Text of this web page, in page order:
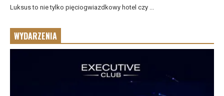
Luksus to nie tylko pięciogwiazdkowy hotel czy ...
WYDARZENIA